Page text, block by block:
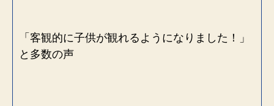
「客観的に子供が観れるようになりました！」
と多数の声